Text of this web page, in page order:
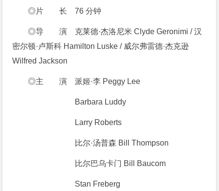
◎片 长 76 分钟
◎导 演 克莱德·杰洛尼米 Clyde Geronimi / 汉
密尔顿·卢斯科 Hamilton Luske / 威尔弗雷德·杰克逊
Wilfred Jackson
◎主 演 派姬·李 Peggy Lee
Barbara Luddy
Larry Roberts
比尔·汤普森 Bill Thompson
比尔巴乌卡门 Bill Baucom
Stan Freberg